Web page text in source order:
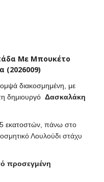
Με Μπουκέτο
(2026009)
διακοσμημένη, με
δημιουργό Δασκαλάκη
εκατοστών, πάνω στο
Λουλούδι στάχυ
προσεγμένη